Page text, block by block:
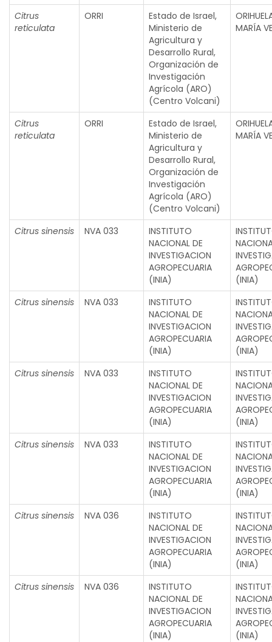
Citrus
reticulata
ORRI
Estado de Israel,
Ministerio de
Agricultura y
Desarrollo Rural,
Organización de
Investigación
Agrícola (ARO)
(Centro Volcani)
MARÍA
Citrus
reticulata
ORRI
Estado de Israel,
Ministerio de
Agricultura y
Desarrollo Rural,
Organización de
Investigación
Agrícola (ARO)
(Centro Volcani)
MARÍA
Citrus sinensis NVA 033
INSTITUTO
NACIONAL DE
INVESTIGACION
AGROPECUARIA
(INIA)
(INIA)
Citrus sinensis
NVA 033
INSTITUTO
NACIONAL DE
INVESTIGACION
AGROPECUARIA
(INIA)
(INIA)
Citrus sinensis
NVA 033
INSTITUTO
NACIONAL DE
INVESTIGACION
AGROPECUARIA
(INIA)
(INIA)
Citrus sinensis
NVA 033
INSTITUTO
NACIONAL DE
INVESTIGACION
AGROPECUARIA
(INIA)
(INIA)
Citrus sinensis
NVA 036
INSTITUTO
NACIONAL DE
INVESTIGACION
AGROPECUARIA
(INIA)
(INIA)
Citrus sinensis
NVA 036
INSTITUTO
NACIONAL DE
INVESTIGACION
AGROPECUARIA
(INIA)
(INIA)